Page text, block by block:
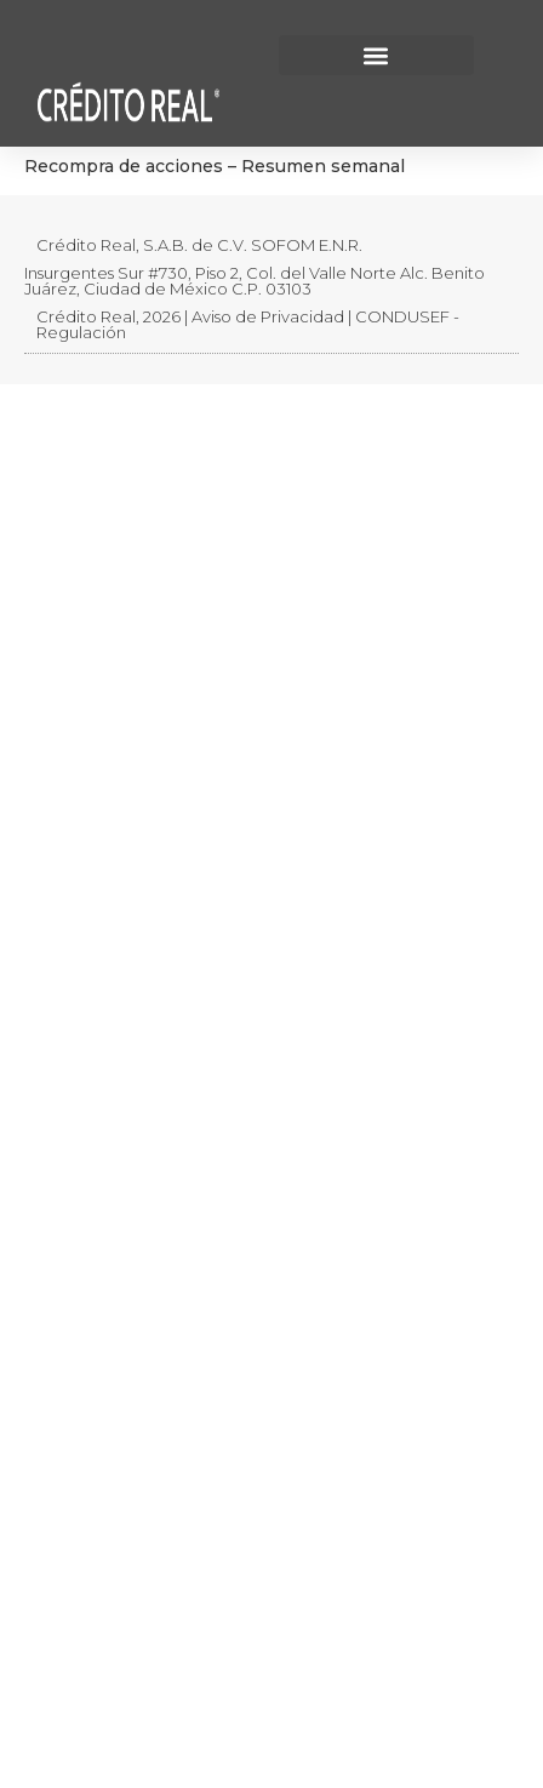
Recompra de acciones – Resumen semanal
Crédito Real, S.A.B. de C.V. SOFOM E.N.R.
Insurgentes Sur #730, Piso 2, Col. del Valle Norte Alc. Benito
Juárez, Ciudad de México C.P. 03103
Crédito Real, 2026 | Aviso de Privacidad | CONDUSEF -
Regulación